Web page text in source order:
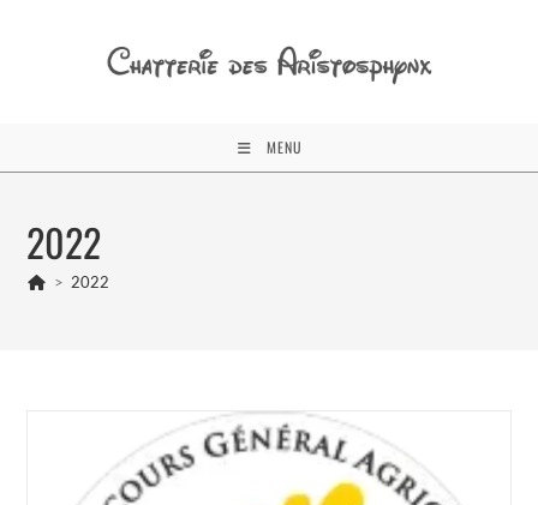
MENU
2022
> 2022